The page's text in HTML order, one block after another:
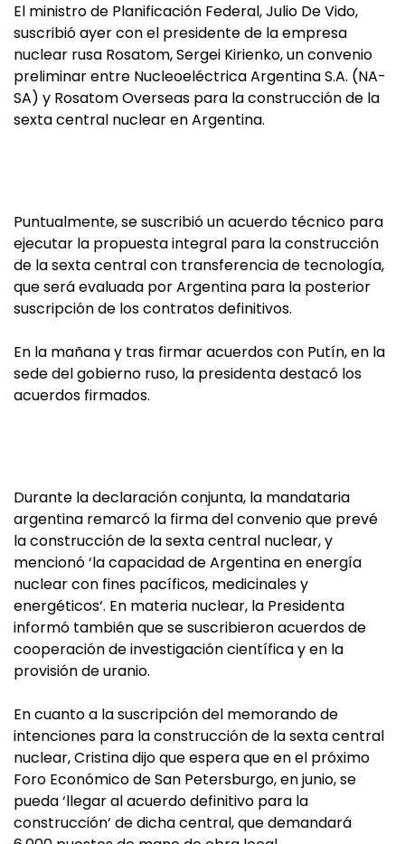
El ministro de Planificación Federal, Julio De Vido,
suscribió ayer con el presidente de la empresa
nuclear rusa Rosatom, Sergei Kirienko, un convenio
preliminar entre Nucleoeléctrica Argentina S.A. (NA-
SA) y Rosatom Overseas para la construcción de la
sexta central nuclear en Argentina.
Puntualmente, se suscribió un acuerdo técnico para
ejecutar la propuesta integral para la construcción
de la sexta central con transferencia de tecnología,
que será evaluada por Argentina para la posterior
suscripción de los contratos definitivos.
En la mañana y tras firmar acuerdos con Putín, en la
sede del gobierno ruso, la presidenta destacó los
acuerdos firmados.
Durante la declaración conjunta, la mandataria
argentina remarcó la firma del convenio que prevé
la construcción de la sexta central nuclear, y
mencionó ‘la capacidad de Argentina en energía
nuclear con fines pacíficos, medicinales y
energéticos‘. En materia nuclear, la Presidenta
informó también que se suscribieron acuerdos de
cooperación de investigación científica y en la
provisión de uranio.
En cuanto a la suscripción del memorando de
intenciones para la construcción de la sexta central
nuclear, Cristina dijo que espera que en el próximo
Foro Económico de San Petersburgo, en junio, se
pueda ‘llegar al acuerdo definitivo para la
construcción‘ de dicha central, que demandará